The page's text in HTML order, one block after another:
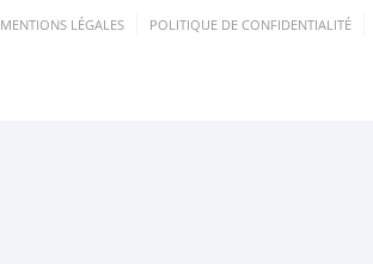
MENTIONS LÉGALES POLITIQUE DE CONFIDENTIALITÉ